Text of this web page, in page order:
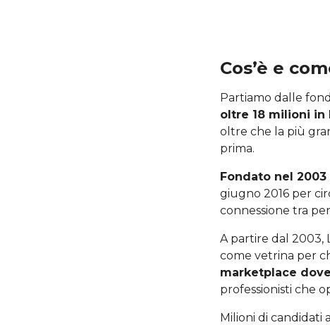
Cos’è e
Partiamo dalle
oltre 18 milioni in
oltre che la più
prima.
Fondato nel
giugno 2016 per
connessione tra
A partire dal 2003,
come vetrina per
marketplace
professionisti che
Milioni di candidati